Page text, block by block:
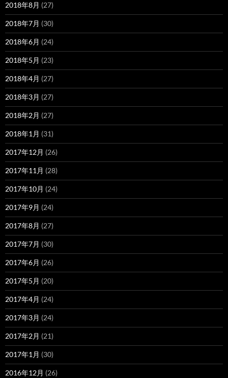
2018年8月 (27)
2018年7月 (30)
2018年6月 (24)
2018年5月 (23)
2018年4月 (27)
2018年3月 (27)
2018年2月 (27)
2018年1月 (31)
2017年12月 (26)
2017年11月 (28)
2017年10月 (24)
2017年9月 (24)
2017年8月 (27)
2017年7月 (30)
2017年6月 (26)
2017年5月 (20)
2017年4月 (24)
2017年3月 (24)
2017年2月 (21)
2017年1月 (30)
2016年12月 (26)